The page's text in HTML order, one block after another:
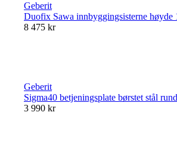
Geberit
Duofix Sawa innbyggingsisterne høyde
8 475 kr
Geberit
Sigma40 betjeningsplate børstet stål rund
3 990 kr